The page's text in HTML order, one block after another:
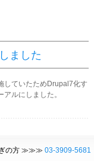
ました
していたためDrupal7化す
ルにしました。
の方 ≫≫≫ 03-3909-5681